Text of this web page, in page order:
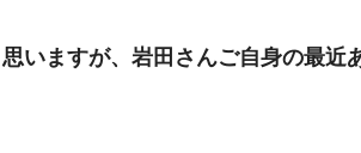
いますが、岩田さんご自身の最近